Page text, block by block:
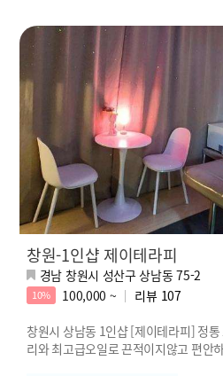
창원-1인샵 제이테라피
경남 창원시 성산구 상남동 75-2
10% 100,000 ~ 리뷰 107
창원시 상남동 1인샵 [제이테라피] 정
리와 최고급오일로 끈적이지않고 편안